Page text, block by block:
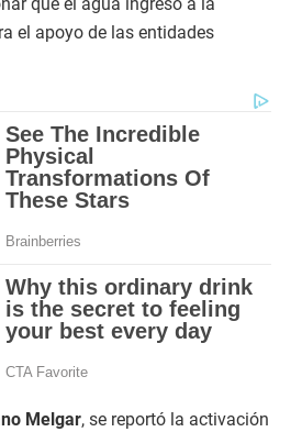
el apoyo de las entidades
Melgar, se reportó la activación